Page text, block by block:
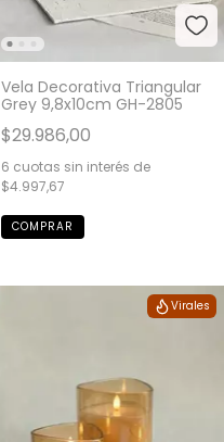
Vela Decorativa Triangular
Grey 9,8x10cm GH-2805
$29.986,00
6 cuotas sin interés de
$4.997,67
Virales